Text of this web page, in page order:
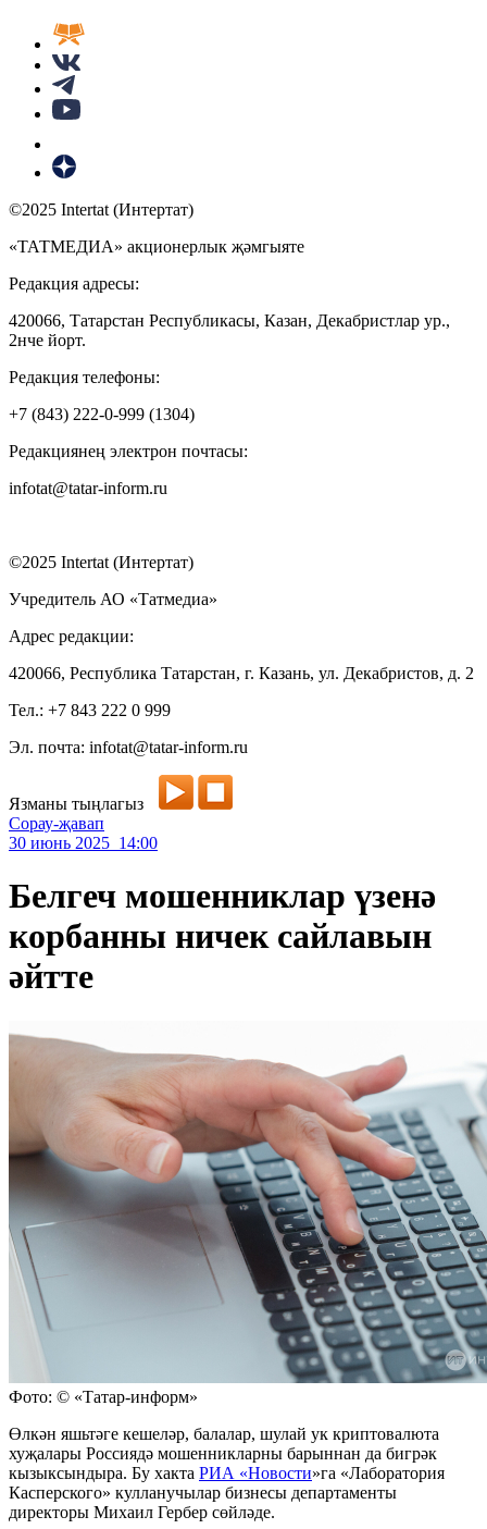
©2025 Intertat (Интертат)
«ТАТМЕДИА» акционерлык җәмгыяте
Редакция адресы:
420066, Татарстан Республикасы, Казан, Декабристлар ур.,
2нче йорт.
Редакция телефоны:
+7 (843) 222-0-999 (1304)
Редакциянең электрон почтасы:
infotat@tatar-inform.ru
©2025 Intertat (Интертат)
Учредитель АО «Татмедиа»
Адрес редакции:
420066, Республика Татарстан, г. Казань, ул. Декабристов, д. 2
Тел.: +7 843 222 0 999
Эл. почта: infotat@tatar-inform.ru
Язманы тыңлагыз
Сорау-җавап
30 июнь 2025 14:00
Белгеч мошенниклар үзенә
корбанны ничек сайлавын
әйтте
Фото: © «Татар-информ»
Өлкән яшьтәге кешеләр, балалар, шулай ук криптовалюта
хуҗалары Россиядә мошенникларны барыннан да бигрәк
кызыксындыра. Бу хакта РИА «Новости»га «Лаборатория
Касперского» кулланучылар бизнесы департаменты
директоры Михаил Гербер сөйләде.